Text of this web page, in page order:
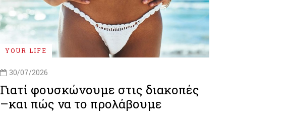
YOUR LIFE
30/07/2026
Γιατί φουσκώνουμε στις διακοπές
–και πώς να το προλάβουμε